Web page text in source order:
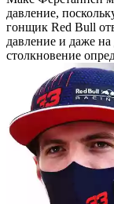
давление,
гонщик Red Bull
давление и даже на
столкновение